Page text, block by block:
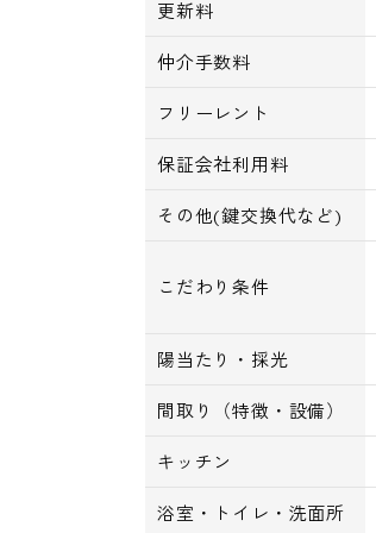
更新料
仲介手数料
フリーレント
保証会社利用料
その他(鍵交換代など)
こだわり条件
陽当たり・採光
間取り（特徴・設備）
キッチン
浴室・トイレ・洗面所